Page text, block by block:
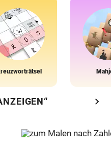
chevron_right